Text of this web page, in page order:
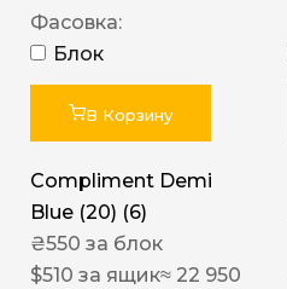
Фасовка:
Блок
В Корзину
Compliment Demi
Blue (20) (6)
₴550 за блок
$510 за ящик≈ 22 950